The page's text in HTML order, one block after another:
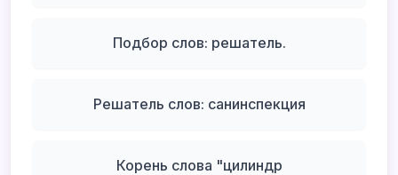
Подбор слов: решатель.
Решатель слов: санинспекция
Корень слова "цилиндр